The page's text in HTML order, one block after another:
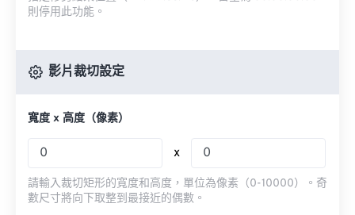
則停用此功能。
影片裁切設定
寬度 x 高度（像素）
x
請輸入裁切矩形的寬度和高度，單位為像素（0-10000）。奇
數尺寸將向下取整到最接近的偶數。